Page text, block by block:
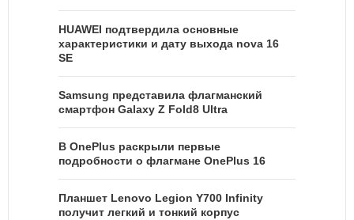
HUAWEI подтвердила основные
характеристики и дату выхода nova 16
SE
Samsung представила флагманский
смартфон Galaxy Z Fold8 Ultra
В OnePlus раскрыли первые
подробности о флагмане OnePlus 16
Планшет Lenovo Legion Y700 Infinity
получит легкий и тонкий корпус